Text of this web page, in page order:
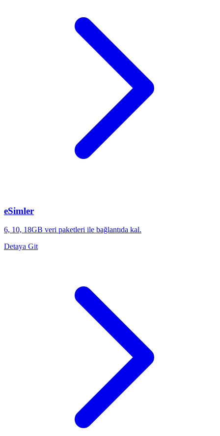
eSimler
6, 10, 18GB veri paketleri ile bağlantıda kal.
Detaya Git